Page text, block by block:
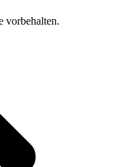
vorbehalten.